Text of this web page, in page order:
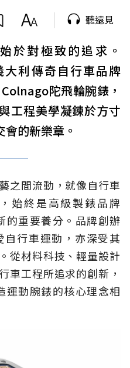
聽遠見
於對極致的追求。
大利傳奇自行車品牌
陀飛輪腕錶，
工程美學凝鍊於方寸
的新樂章。
之間流動，就像自行車
始終是高級製錶品牌
的重要養分。品牌創辦
行車運動，亦深受其
從材料科技、輕量設計
車工程所追求的創新，
運動腕錶的核心理念相